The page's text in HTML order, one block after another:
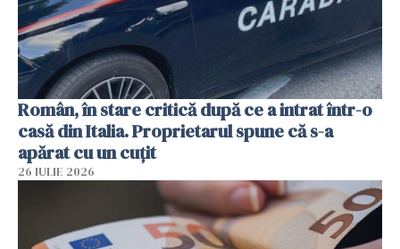
Român, în stare critică după ce a intrat într-o
casă din Italia. Proprietarul spune că s-a
apărat cu un cuțit
26 IULIE 2026